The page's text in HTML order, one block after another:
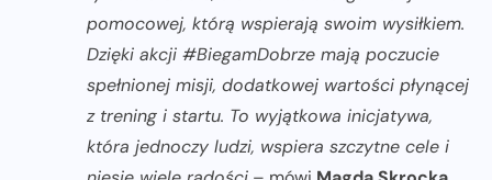
pomocowej, którą wspierają swoim wysiłkiem.
Dzięki akcji #BiegamDobrze mają poczucie
spełnionej misji, dodatkowej wartości płynącej
z trening i startu. To wyjątkowa inicjatywa,
która jednoczy ludzi, wspiera szczytne cele i